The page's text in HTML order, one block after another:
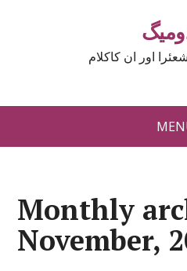
اور ان کاکلام
Monthly
November,